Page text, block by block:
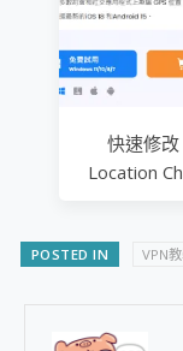
快速修
Location
POSTED IN VPN